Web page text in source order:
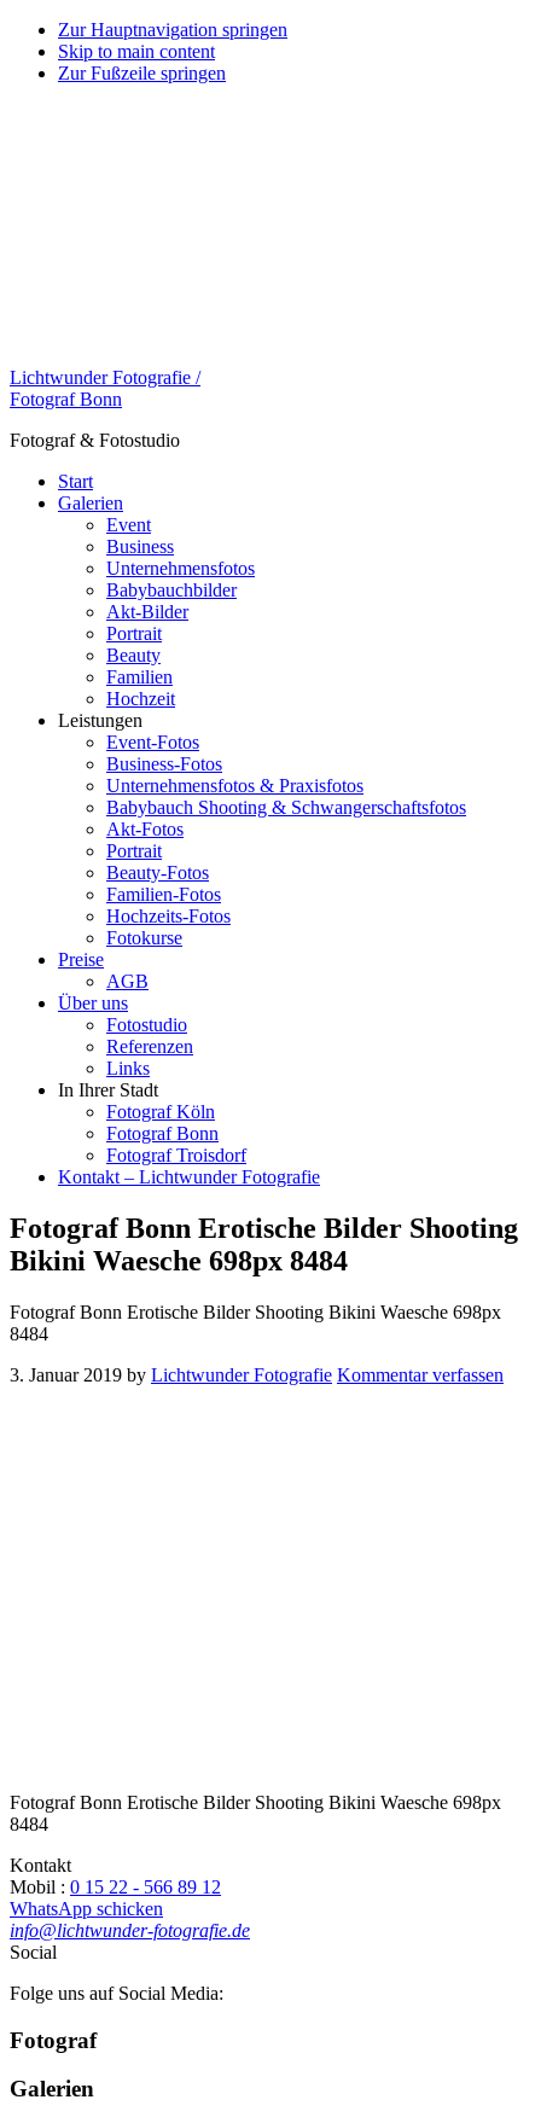
Zur Hauptnavigation springen
Skip to main content
Zur Fußzeile springen
Lichtwunder Fotografie /
Fotograf Bonn
Fotograf & Fotostudio
Start
Galerien
Event
Business
Unternehmensfotos
Babybauchbilder
Akt-Bilder
Portrait
Beauty
Familien
Hochzeit
Leistungen
Event-Fotos
Business-Fotos
Unternehmensfotos & Praxisfotos
Babybauch Shooting & Schwangerschaftsfotos
Akt-Fotos
Portrait
Beauty-Fotos
Familien-Fotos
Hochzeits-Fotos
Fotokurse
Preise
AGB
Über uns
Fotostudio
Referenzen
Links
In Ihrer Stadt
Fotograf Köln
Fotograf Bonn
Fotograf Troisdorf
Kontakt – Lichtwunder Fotografie
Fotograf Bonn Erotische Bilder Shooting
Bikini Waesche 698px 8484
Fotograf Bonn Erotische Bilder Shooting Bikini Waesche 698px
8484
3. Januar 2019 by Lichtwunder Fotografie Kommentar verfassen
Fotograf Bonn Erotische Bilder Shooting Bikini Waesche 698px
8484
Kontakt
Mobil : 0 15 22 - 566 89 12
WhatsApp schicken
info@lichtwunder-fotografie.de
Social
Folge uns auf Social Media:
Fotograf
Galerien